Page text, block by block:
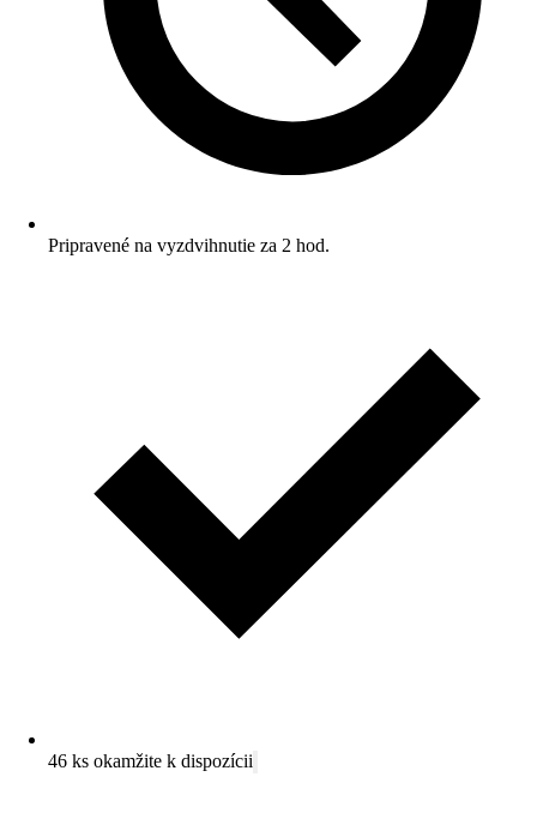
Pripravené na vyzdvihnutie za 2 hod.
46 ks okamžite k dispozícii